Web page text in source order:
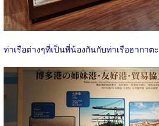
ท่าเรือต่างๆที่เป็นพี่น้องกันกับท่าเรือฮากาตะ